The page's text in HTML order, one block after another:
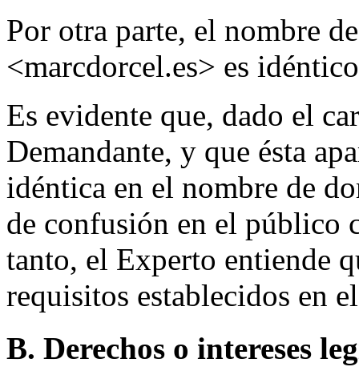
Por otra parte, el nombre
<marcdorcel.es> es
Es evidente que, dado el
Demandante, y que ésta
idéntica en el nombre de
de confusión en el público
tanto, el Experto entiende
requisitos establecidos en
B. Derechos o intereses